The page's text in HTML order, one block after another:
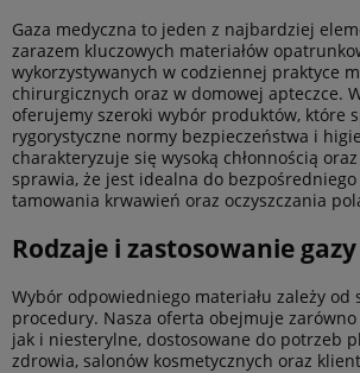
Gaza medyczna to jeden z najbardziej
zarazem kluczowych materiałów
wykorzystywanych w codziennej praktyce
chirurgicznych oraz w domowej apteczce.
oferujemy szeroki wybór produktów, które
rygorystyczne normy bezpieczeństwa i
charakteryzuje się wysoką chłonnością
sprawia, że jest idealna do
tamowania krwawień oraz oczyszczania
Rodzaje i zastosowanie
Wybór odpowiedniego materiału zależy od
procedury. Nasza oferta obejmuje
jak i niesterylne, dostosowane do potrzeb
zdrowia, salonów kosmetycznych oraz